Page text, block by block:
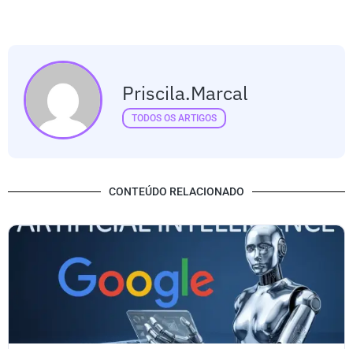
Priscila.marcal
TODOS OS ARTIGOS
CONTEÚDO RELACIONADO